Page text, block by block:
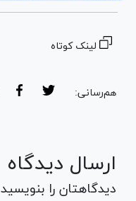
لینک کوتاه
هم‌رسانی:
ارسال دیدگاه
دیدگاهتان را بنویسید